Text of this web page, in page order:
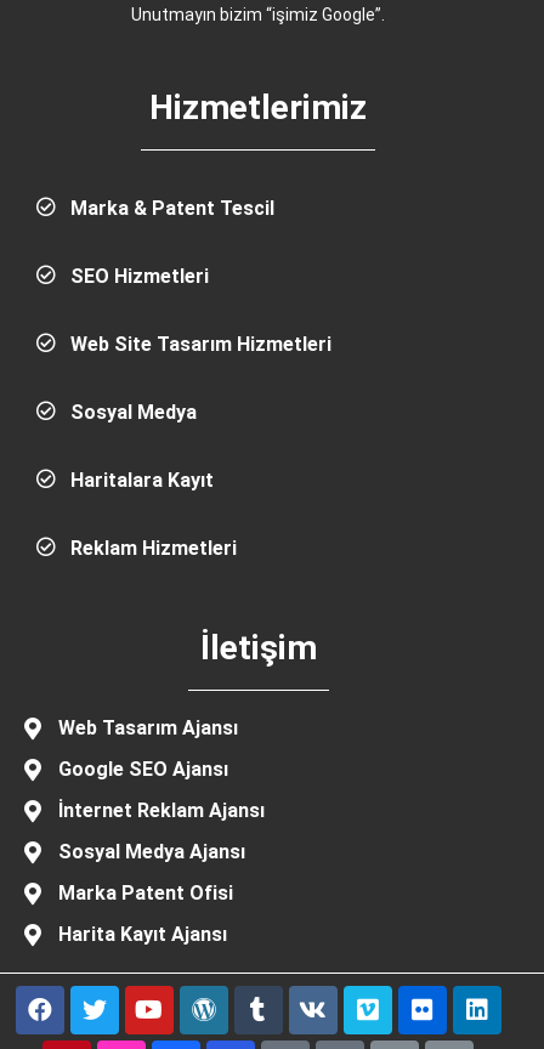
Unutmayın bizim “işimiz Google”.
Hizmetlerimiz
Marka & Patent Tescil
SEO Hizmetleri
Web Site Tasarım Hizmetleri
Sosyal Medya
Haritalara Kayıt
Reklam Hizmetleri
İletişim
Web Tasarım Ajansı
Google SEO Ajansı
İnternet Reklam Ajansı
Sosyal Medya Ajansı
Marka Patent Ofisi
Harita Kayıt Ajansı